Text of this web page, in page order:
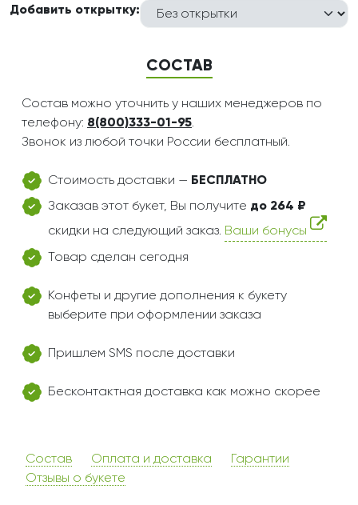
Добавить открытку:
СОСТАВ
Состав можно уточнить у наших менеджеров по
телефону: 8(800)333-01-95.
Звонок из любой точки России бесплатный.
Стоимость доставки — БЕСПЛАТНО
Заказав этот букет, Вы получите до 264 ₽
скидки на следующий заказ. Ваши бонусы
Товар сделан сегодня
Конфеты и другие дополнения к букету
выберите при оформлении заказа
Пришлем SMS после доставки
Бесконтактная доставка как можно скорее
Состав Оплата и доставка
Гарантии
Отзывы о букете